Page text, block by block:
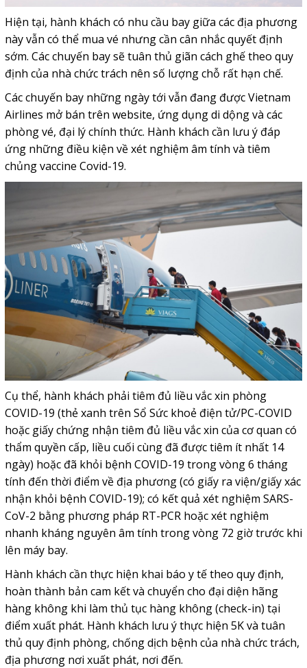
Hiện tại, hành khách có nhu cầu bay giữa các địa phương
này vẫn có thể mua vé nhưng cần cân nhắc quyết định
sớm. Các chuyến bay sẽ tuân thủ giãn cách ghế theo quy
định của nhà chức trách nên số lượng chỗ rất hạn chế.
Các chuyến bay những ngày tới vẫn đang được Vietnam
Airlines mở bán trên website, ứng dụng di dộng và các
phòng vé, đại lý chính thức. Hành khách cần lưu ý đáp
ứng những điều kiện về xét nghiệm âm tính và tiêm
chủng vaccine Covid-19.
Cụ thể, hành khách phải tiêm đủ liều vắc xin phòng
COVID-19 (thẻ xanh trên Sổ Sức khoẻ điện tử/PC-COVID
hoặc giấy chứng nhận tiêm đủ liều vắc xin của cơ quan có
thẩm quyền cấp, liều cuối cùng đã được tiêm ít nhất 14
ngày) hoặc đã khỏi bệnh COVID-19 trong vòng 6 tháng
tính đến thời điểm về địa phương (có giấy ra viện/giấy xác
nhận khỏi bệnh COVID-19); có kết quả xét nghiệm SARS-
CoV-2 bằng phương pháp RT-PCR hoặc xét nghiệm
nhanh kháng nguyên âm tính trong vòng 72 giờ trước khi
lên máy bay.
Hành khách cần thực hiện khai báo y tế theo quy định,
hoàn thành bản cam kết và chuyển cho đại diện hãng
hàng không khi làm thủ tục hàng không (check-in) tại
điểm xuất phát. Hành khách lưu ý thực hiện 5K và tuân
thủ quy định phòng, chống dịch bệnh của nhà chức trách,
địa phương nơi xuất phát, nơi đến.